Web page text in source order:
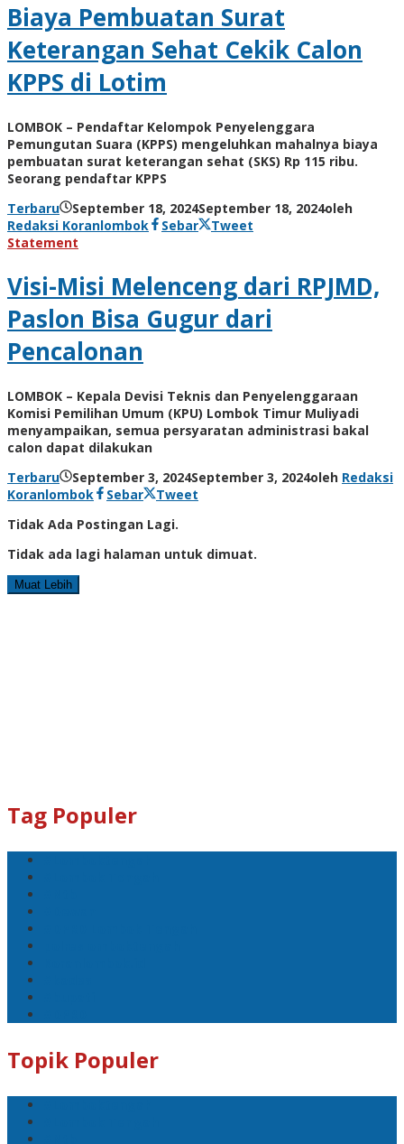
Biaya Pembuatan Surat
Keterangan Sehat Cekik Calon
KPPS di Lotim
LOMBOK – Pendaftar Kelompok Penyelenggara
Pemungutan Suara (KPPS) mengeluhkan mahalnya biaya
pembuatan surat keterangan sehat (SKS) Rp 115 ribu.
Seorang pendaftar KPPS
Terbaru
September 18, 2024September 18, 2024oleh
Redaksi Koranlombok
Sebar
Tweet
Statement
Visi-Misi Melenceng dari RPJMD,
Paslon Bisa Gugur dari
Pencalonan
LOMBOK – Kepala Devisi Teknis dan Penyelenggaraan
Komisi Pemilihan Umum (KPU) Lombok Timur Muliyadi
menyampaikan, semua persyaratan administrasi bakal
calon dapat dilakukan
Terbaru
September 3, 2024September 3, 2024oleh Redaksi
Koranlombok
Sebar
Tweet
Tidak Ada Postingan Lagi.
Tidak ada lagi halaman untuk dimuat.
Muat Lebih
Tag Populer
Topik Populer